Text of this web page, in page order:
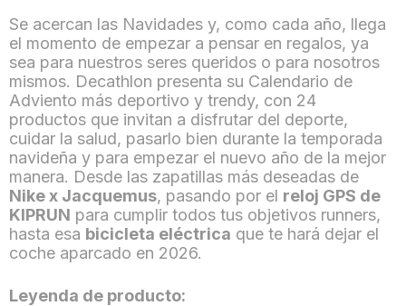
Se acercan las Navidades y, como cada año, llega
el momento de empezar a pensar en regalos, ya
sea para nuestros seres queridos o para nosotros
mismos. Decathlon presenta su Calendario de
Adviento más deportivo y trendy, con 24
productos que invitan a disfrutar del deporte,
cuidar la salud, pasarlo bien durante la temporada
navideña y para empezar el nuevo año de la mejor
manera. Desde las zapatillas más deseadas de
Nike x Jacquemus, pasando por el reloj GPS de
KIPRUN para cumplir todos tus objetivos runners,
hasta esa bicicleta eléctrica que te hará dejar el
coche aparcado en 2026.
Leyenda de producto: